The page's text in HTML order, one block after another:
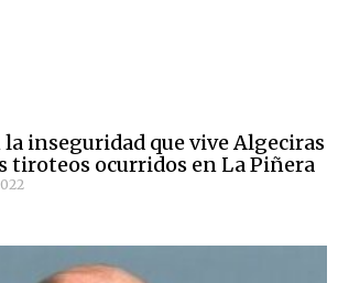
inseguridad que vive Algeciras
tiroteos ocurridos en La Piñera